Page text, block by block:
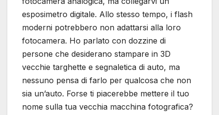
esposimetro digitale. Allo stesso tempo, i flash
moderni potrebbero non adattarsi alla loro
fotocamera. Ho parlato con dozzine di
persone che desiderano stampare in 3D
vecchie targhette e segnaletica di auto, ma
nessuno pensa di farlo per qualcosa che non
sia un’auto. Forse ti piacerebbe mettere il tuo
nome sulla tua vecchia macchina fotografica?